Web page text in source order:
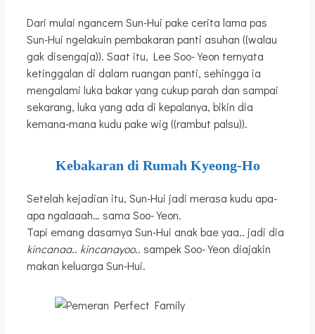
Dari mulai ngancem Sun-Hui pake cerita lama pas
Sun-Hui ngelakuin pembakaran panti asuhan ((walau
gak disengaja)). Saat itu, Lee Soo-Yeon ternyata
ketinggalan di dalam ruangan panti, sehingga ia
mengalami luka bakar yang cukup parah dan sampai
sekarang, luka yang ada di kepalanya, bikin dia
kemana-mana kudu pake wig ((rambut palsu)).
Kebakaran di Rumah Kyeong-Ho
Setelah kejadian itu, Sun-Hui jadi merasa kudu apa-
apa ngalaaah… sama Soo-Yeon.
Tapi emang dasarnya Sun-Hui anak bae yaa.. jadi dia
kincanaa.. kincanayoo.. sampek Soo-Yeon diajakin
makan keluarga Sun-Hui.